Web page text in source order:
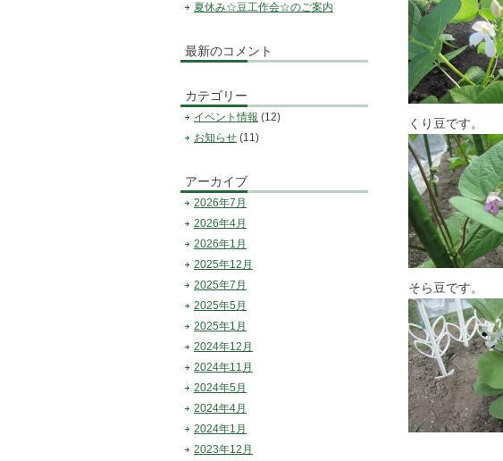
くり豆です。
そら豆です。
夏休み☆豆工作会☆のご案内
最新のコメント
カテゴリー
イベント情報 (12)
お知らせ (11)
アーカイブ
2026年7月
2026年4月
2026年1月
2025年12月
2025年7月
2025年5月
2025年1月
2024年12月
2024年11月
2024年5月
2024年4月
2024年1月
2023年12月